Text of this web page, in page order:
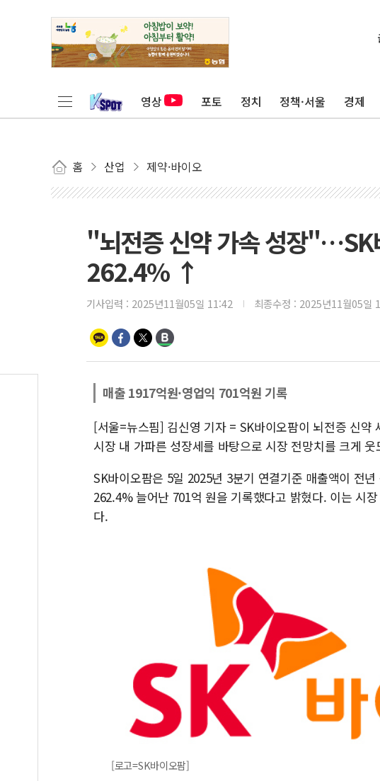
영상 포토 정치 정책·서울 경제
홈 산업 제약·바이오
"뇌전증 신약 가속 성장"…SK
262.4% ↑
기사입력 : 2025년11월05일 11:42 최종수정 : 2025년11월05일
매출 1917억원·영업익 701억원 기록
[서울=뉴스핌] 김신영 기자 = SK바이오팜이 뇌전증 신약
시장 내 가파른 성장세를 바탕으로 시장 전망치를 크게
SK바이오팜은 5일 2025년 3분기 연결기준 매출액이 전
262.4% 늘어난 701억 원을 기록했다고 밝혔다. 이는 시
다.
[로고=SK바이오팜]